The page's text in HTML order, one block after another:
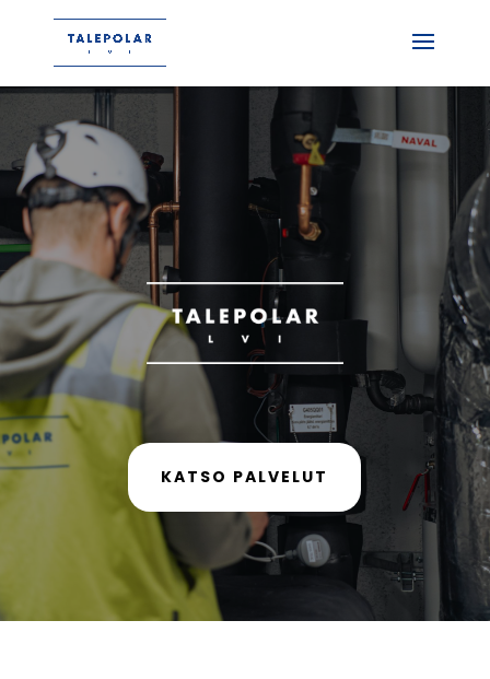
KATSO PALVELUT